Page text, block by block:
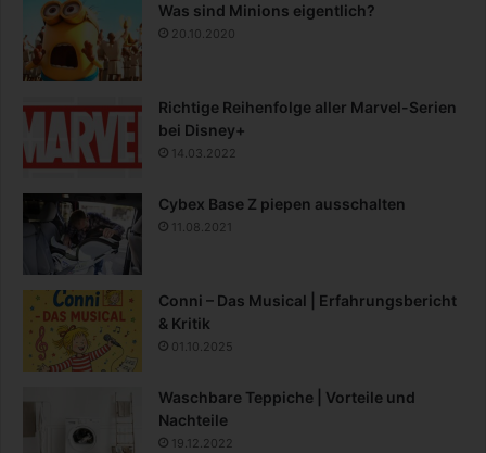
Was sind Minions eigentlich?
20.10.2020
Richtige Reihenfolge aller Marvel-Serien
bei Disney+
14.03.2022
Cybex Base Z piepen ausschalten
11.08.2021
Conni – Das Musical | Erfahrungsbericht
& Kritik
01.10.2025
Waschbare Teppiche | Vorteile und
Nachteile
19.12.2022